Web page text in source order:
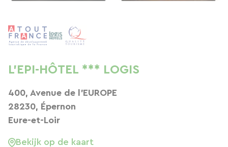
L'EPI-HÔTEL *** LOGIS
400, Avenue de l'EUROPE
28230, Épernon
Eure-et-Loir
Bekijk op de kaart